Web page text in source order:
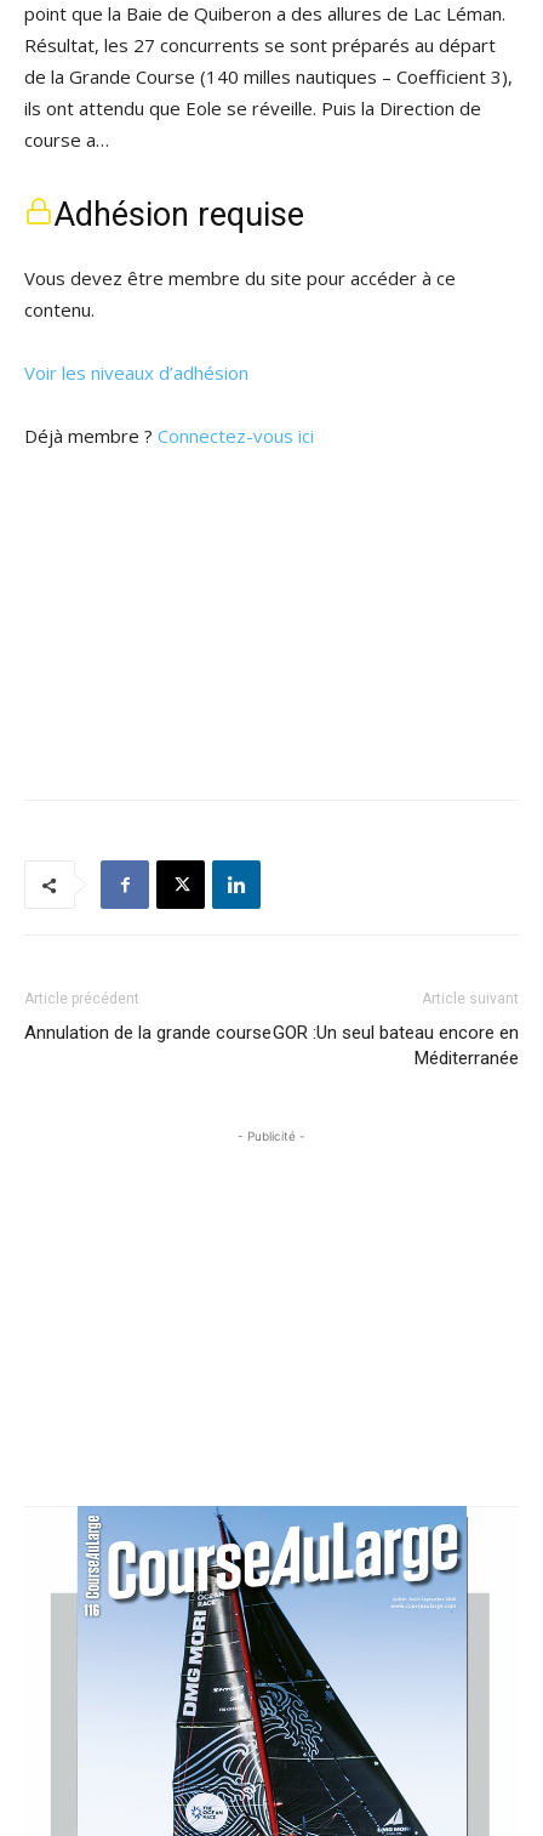
point que la Baie de Quiberon a des allures de Lac Léman.
Résultat, les 27 concurrents se sont préparés au départ
de la Grande Course (140 milles nautiques – Coefficient 3),
ils ont attendu que Eole se réveille. Puis la Direction de
course a…
Adhésion requise
Vous devez être membre du site pour accéder à ce
contenu.
Voir les niveaux d’adhésion
Déjà membre ? Connectez-vous ici
Article précédent
Annulation de la grande course
Article suivant
GOR :Un seul bateau encore en
Méditerranée
- Publicité -